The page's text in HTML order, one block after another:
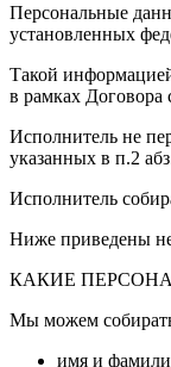
Персональные
установленных
Такой
в рамках Договора
Исполнитель не
указанных в п.2
Исполнитель
Ниже приведены
КАКИЕ
Мы можем
имя и